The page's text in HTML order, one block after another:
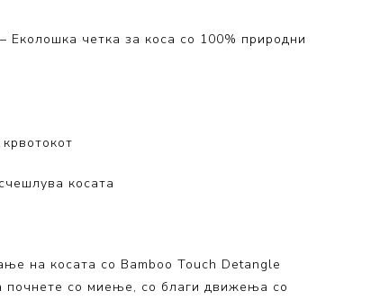
– Еколошка четка за коса со 100% природни
косата
на косата со Bamboo Touch Detangle
почнете со миење, со благи движења со